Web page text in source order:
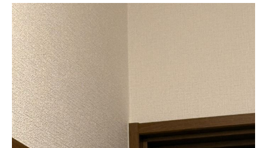
エネルギーの専門メディア
建設×テクノロジーの最前線
ちょっと気になるネットの話題